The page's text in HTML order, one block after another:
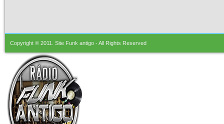
Copyright © 2011. Site Funk antigo - All Rights Reserved